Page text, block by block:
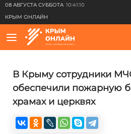
08 АВГУСТА СУББОТА 10:41:10
КРЫМ ОНЛАЙН
В Крыму сотрудники
обеспечили пожарную
храмах и церквях